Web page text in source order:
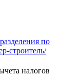
по
строитель/
налогов